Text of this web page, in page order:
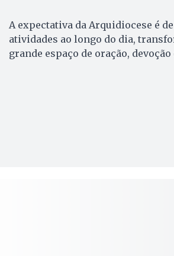
A expectativa da Arquidiocese é
atividades ao longo do dia,
grande espaço de oração,